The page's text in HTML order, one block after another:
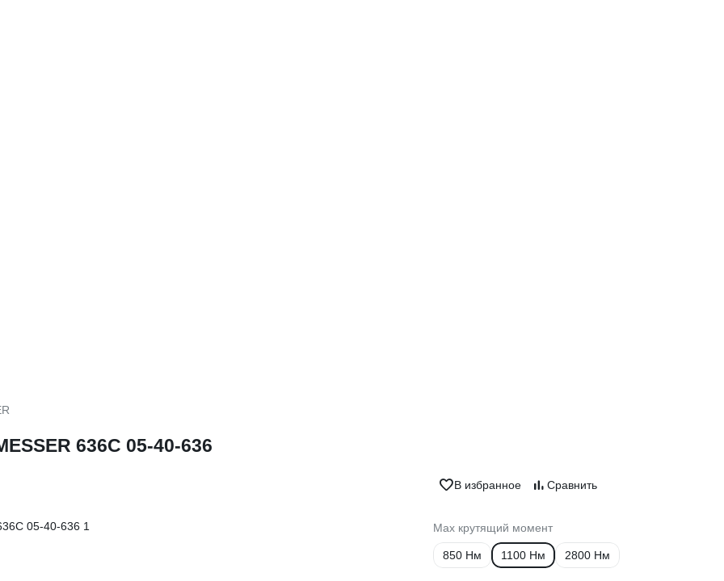
636C 05-40-636
В избранное Сравнить
Max крутящий момент
850 Нм 1100 Нм 2800 Нм